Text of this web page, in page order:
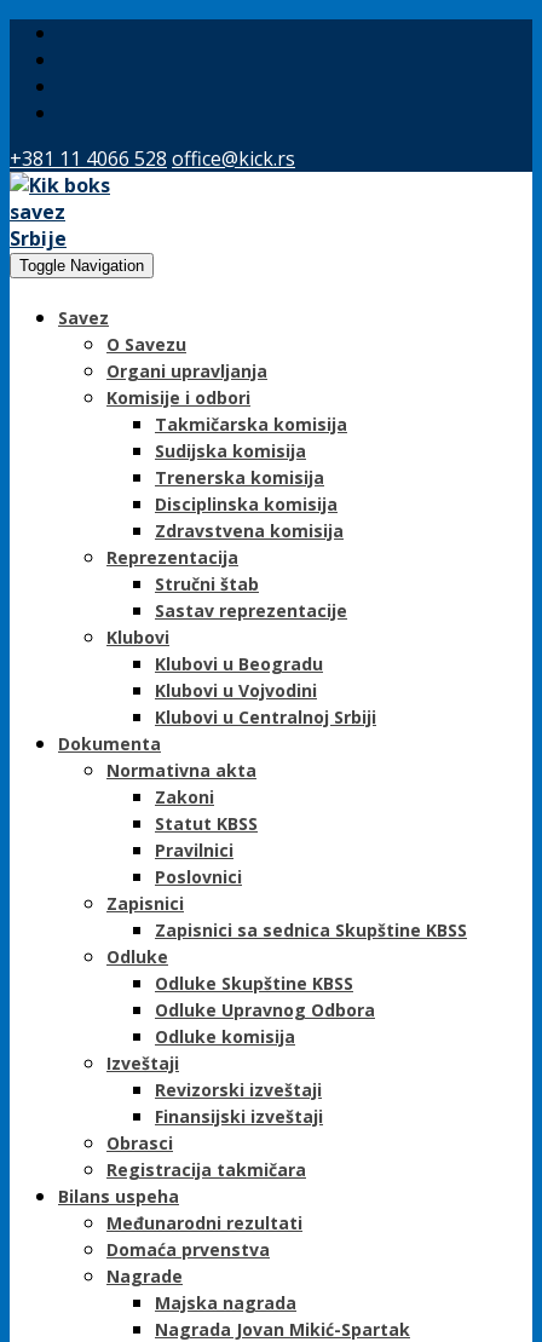
+381 11 4066 528 office@kick.rs
Toggle Navigation
Savez
O Savezu
Organi upravljanja
Komisije i odbori
Takmičarska komisija
Sudijska komisija
Trenerska komisija
Disciplinska komisija
Zdravstvena komisija
Reprezentacija
Stručni štab
Sastav reprezentacije
Klubovi
Klubovi u Beogradu
Klubovi u Vojvodini
Klubovi u Centralnoj Srbiji
Dokumenta
Normativna akta
Zakoni
Statut KBSS
Pravilnici
Poslovnici
Zapisnici
Zapisnici sa sednica Skupštine KBSS
Odluke
Odluke Skupštine KBSS
Odluke Upravnog Odbora
Odluke komisija
Izveštaji
Revizorski izveštaji
Finansijski izveštaji
Obrasci
Registracija takmičara
Bilans uspeha
Međunarodni rezultati
Domaća prvenstva
Nagrade
Majska nagrada
Nagrada Jovan Mikić-Spartak